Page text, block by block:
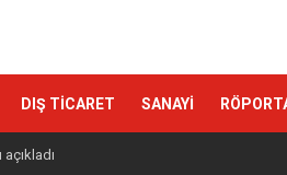
DIŞ TİCARET SANAYİ